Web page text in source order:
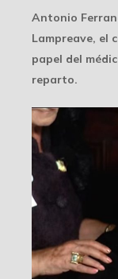
Antonio
Lampreave, el
papel del
reparto.